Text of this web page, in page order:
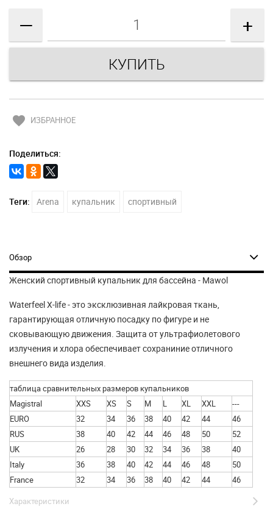
— +
favorite ИЗБРАННОЕ
Поделиться:
Теги: Arena купальник спортивный
Обзор
Женский спортивный купальник для бассейна - Mawol
Waterfeel X-life - это эксклюзивная лайкровая ткань,
гарантирующая отличную посадку по фигуре и не
сковывающую движения. Защита от ультрафиолетового
излучения и хлора обеспечивает сохраниние отличного
внешнего вида изделия.
таблица сравнительных размеров купальников
Magistral
XXS XS S M L XL XXL
---
EURO
32 34 36 38 40 42 44
46
RUS
38 40 42 44 46 48 50
52
UK
26 28 30 32 34 36 38
40
Italy
36 38 40 42 44 46 48
50
France
32 34 36 38 40 42 44
46
Характеристики